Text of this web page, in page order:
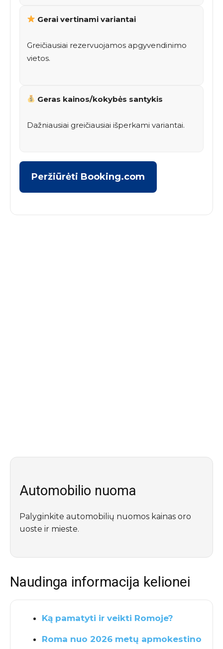
Gerai vertinami variantai
Greičiausiai rezervuojamos apgyvendinimo
vietos.
Geras kainos/kokybės santykis
Dažniausiai greičiausiai išperkami variantai.
Peržiūrėti Booking.com
Automobilio nuoma
Palyginkite automobilių nuomos kainas oro
uoste ir mieste.
Naudinga informacija kelionei
Ką pamatyti ir veikti Romoje?
Roma nuo 2026 metų apmokestino